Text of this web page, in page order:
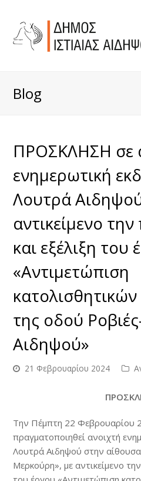
Blog
ΠΡΟΣΚΛΗΣΗ σε
ενημερωτική
Λουτρά
αντικείμενο
και εξέλιξη του
«Αντιμετώπιση
της οδού
Αιδηψού»
21 Φεβρουαρίου 2024
Την Πέμπτη 22 Φεβρουαρίου
πραγματοποιηθεί ανοιχτή
Λουτρά Αιδηψού στην
Μερκούρη», με αντικείμενο